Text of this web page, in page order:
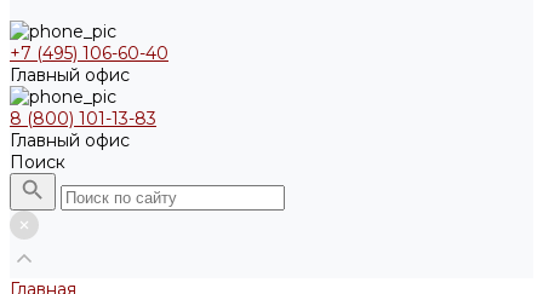
+7 (495) 106-60-40
Главный офис
8 (800) 101-13-83
Главный офис
Поиск
Главная